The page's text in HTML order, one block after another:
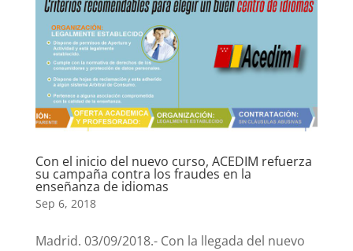
Con el inicio del nuevo curso, ACEDIM refuerza
su campaña contra los fraudes en la
enseñanza de idiomas
Sep 6, 2018
Madrid. 03/09/2018.- Con la llegada del nuevo